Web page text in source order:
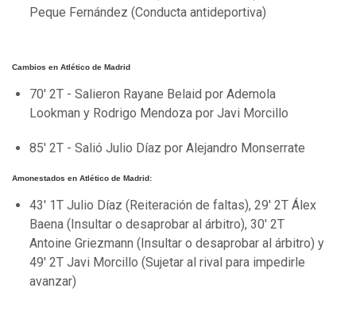
Peque Fernández (Conducta antideportiva)
Cambios en Atlético de Madrid
70' 2T - Salieron Rayane Belaid por Ademola
Lookman y Rodrigo Mendoza por Javi Morcillo
85' 2T - Salió Julio Díaz por Alejandro Monserrate
Amonestados en Atlético de Madrid:
43' 1T Julio Díaz (Reiteración de faltas), 29' 2T Álex
Baena (Insultar o desaprobar al árbitro), 30' 2T
Antoine Griezmann (Insultar o desaprobar al árbitro) y
49' 2T Javi Morcillo (Sujetar al rival para impedirle
avanzar)